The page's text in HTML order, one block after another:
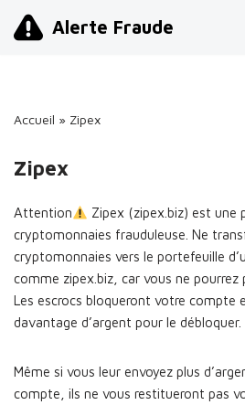
Alerte Fraude
Accueil » Zipex
Zipex
Attention
Zipex (zipex.biz) est une
cryptomonnaies frauduleuse. Ne
cryptomonnaies vers le portefeuille
comme zipex.biz, car vous ne pourrez
Les escrocs bloqueront votre compte
davantage d’argent pour le débloquer.
Même si vous leur envoyez plus
compte, ils ne vous restitueront pas